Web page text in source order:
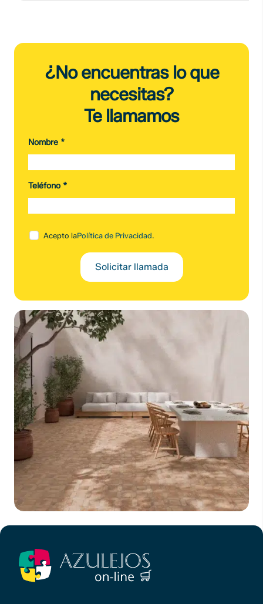
¿No encuentras lo que
necesitas?
Te llamamos
Nombre *
Teléfono *
Acepto laPolítica de Privacidad.